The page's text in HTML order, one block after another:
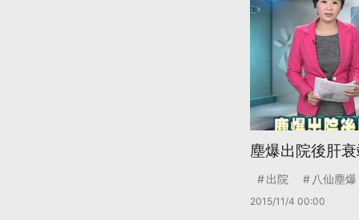
塵爆出院後肝
出院 八仙塵爆
2015/11/4 00:00